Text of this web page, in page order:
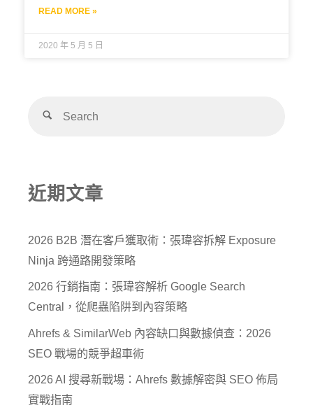
READ MORE »
2020 年 5 月 5 日
近期文章
2026 B2B 潛在客戶獲取術：張瑋容拆解 Exposure
Ninja 跨通路開發策略
2026 行銷指南：張瑋容解析 Google Search
Central，從爬蟲陷阱到內容策略
Ahrefs & SimilarWeb 內容缺口與數據偵查：2026
SEO 戰場的競爭超車術
2026 AI 搜尋新戰場：Ahrefs 數據解密與 SEO 佈局
實戰指南